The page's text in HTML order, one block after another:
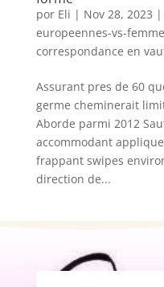
por Eli | Nov 28, 2023 |
europeennes-vs-
correspondance en
Assurant pres de 60
germe cheminerait
Aborde parmi 2012
accommodant
frappant swipes
direction de...